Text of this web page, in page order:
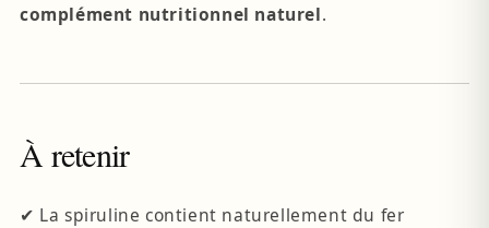
complément nutritionnel naturel.
À retenir
✔ La spiruline contient naturellement du fer